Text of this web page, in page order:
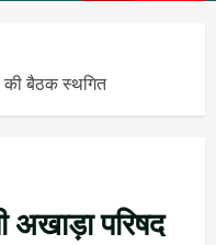
की बैठक स्थगित
अखाड़ा परिषद